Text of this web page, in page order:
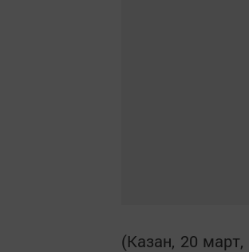
(Казан, 20 март,